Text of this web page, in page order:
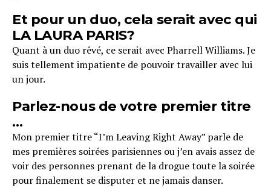
Et pour un duo, cela serait avec qui
LA LAURA PARIS?
Quant à un duo rêvé, ce serait avec Pharrell Williams. Je
suis tellement impatiente de pouvoir travailler avec lui
un jour.
Parlez-nous de votre premier titre
…
Mon premier titre “I’m Leaving Right Away” parle de
mes premières soirées parisiennes ou j’en avais assez de
voir des personnes prenant de la drogue toute la soirée
pour finalement se disputer et ne jamais danser.